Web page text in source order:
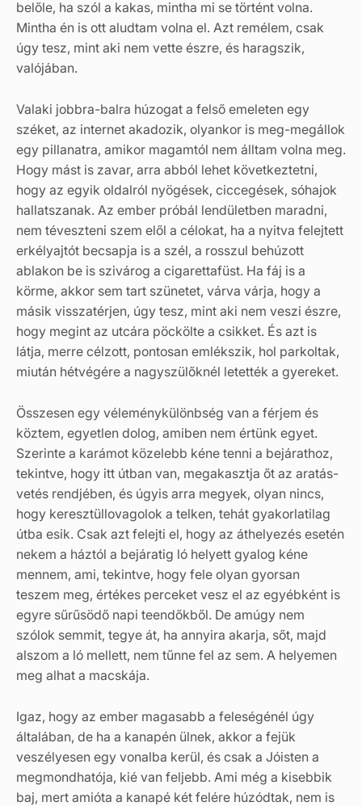
belőle, ha szól a kakas, mintha mi se történt volna.
Mintha én is ott aludtam volna el. Azt remélem, csak
úgy tesz, mint aki nem vette észre, és haragszik,
valójában.
Valaki jobbra-balra húzogat a felső emeleten egy
széket, az internet akadozik, olyankor is meg-megállok
egy pillanatra, amikor magamtól nem álltam volna meg.
Hogy mást is zavar, arra abból lehet következtetni,
hogy az egyik oldalról nyögések, ciccegések, sóhajok
hallatszanak. Az ember próbál lendületben maradni,
nem téveszteni szem elől a célokat, ha a nyitva felejtett
erkélyajtót becsapja is a szél, a rosszul behúzott
ablakon be is szivárog a cigarettafüst. Ha fáj is a
körme, akkor sem tart szünetet, várva várja, hogy a
másik visszatérjen, úgy tesz, mint aki nem veszi észre,
hogy megint az utcára pöckölte a csikket. És azt is
látja, merre célzott, pontosan emlékszik, hol parkoltak,
miután hétvégére a nagyszülőknél letették a gyereket.
Összesen egy véleménykülönbség van a férjem és
köztem, egyetlen dolog, amiben nem értünk egyet.
Szerinte a karámot közelebb kéne tenni a bejárathoz,
tekintve, hogy itt útban van, megakasztja őt az aratás-
vetés rendjében, és úgyis arra megyek, olyan nincs,
hogy keresztüllovagolok a telken, tehát gyakorlatilag
útba esik. Csak azt felejti el, hogy az áthelyezés esetén
nekem a háztól a bejáratig ló helyett gyalog kéne
mennem, ami, tekintve, hogy fele olyan gyorsan
teszem meg, értékes perceket vesz el az egyébként is
egyre sűrűsödő napi teendőkből. De amúgy nem
szólok semmit, tegye át, ha annyira akarja, sőt, majd
alszom a ló mellett, nem tűnne fel az sem. A helyemen
meg alhat a macskája.
Igaz, hogy az ember magasabb a feleségénél úgy
általában, de ha a kanapén ülnek, akkor a fejük
veszélyesen egy vonalba kerül, és csak a Jóisten a
megmondhatója, kié van feljebb. Ami még a kisebbik
baj, mert amióta a kanapé két felére húzódtak, nem is